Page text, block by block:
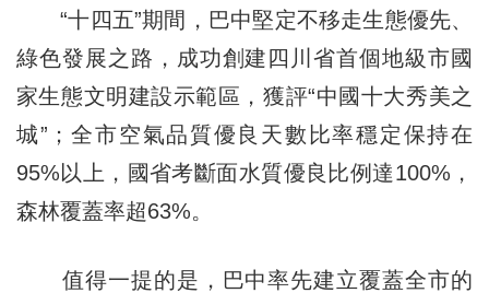
“十四五”期間，巴中堅定不移走生態優先、
綠色發展之路，成功創建四川省首個地級市國
家生態文明建設示範區，獲評“中國十大秀美之
城”；全市空氣品質優良天數比率穩定保持在
95%以上，國省考斷面水質優良比例達100%，
森林覆蓋率超63%。
值得一提的是，巴中率先建立覆蓋全市的